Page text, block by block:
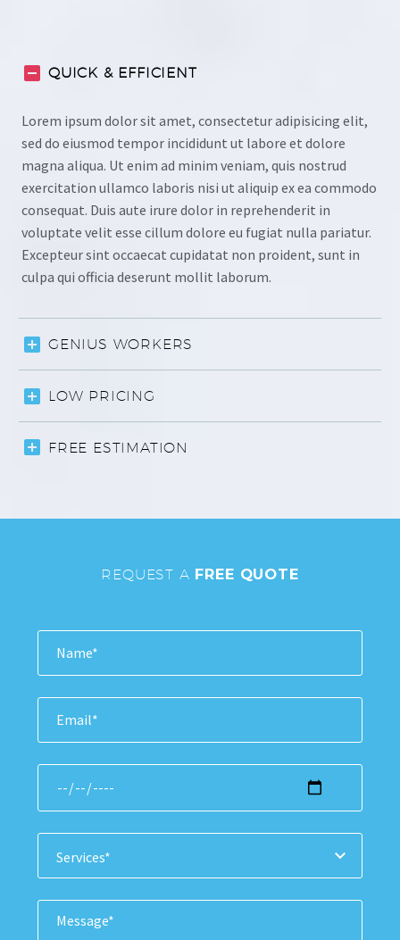
QUICK & EFFICIENT
Lorem ipsum dolor sit amet, consectetur adipisicing elit,
sed do eiusmod tempor incididunt ut labore et dolore
magna aliqua. Ut enim ad minim veniam, quis nostrud
exercitation ullamco laboris nisi ut aliquip ex ea commodo
consequat. Duis aute irure dolor in reprehenderit in
voluptate velit esse cillum dolore eu fugiat nulla pariatur.
Excepteur sint occaecat cupidatat non proident, sunt in
culpa qui officia deserunt mollit laborum.
GENIUS WORKERS
LOW PRICING
FREE ESTIMATION
REQUEST A FREE QUOTE
Services*